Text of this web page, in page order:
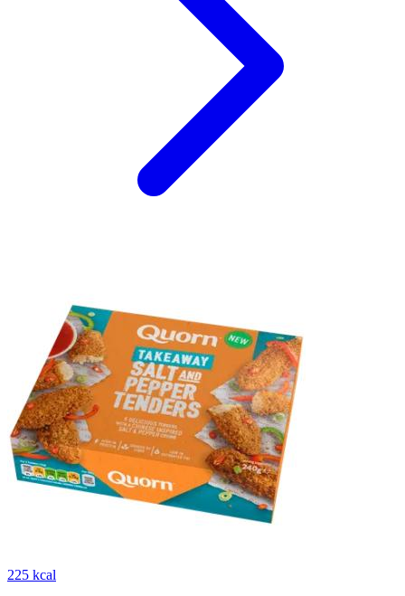
225 kcal